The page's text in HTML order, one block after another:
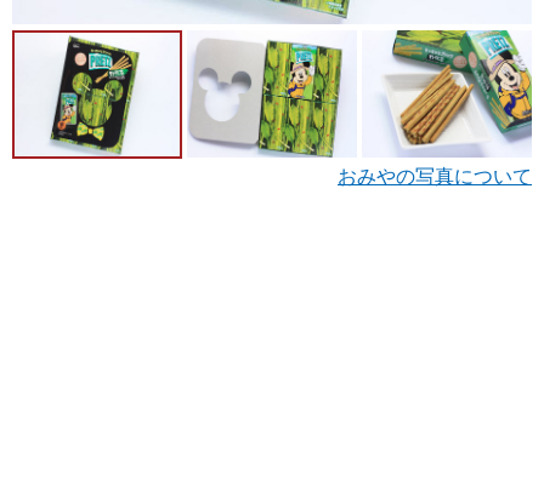
おみやの写真について